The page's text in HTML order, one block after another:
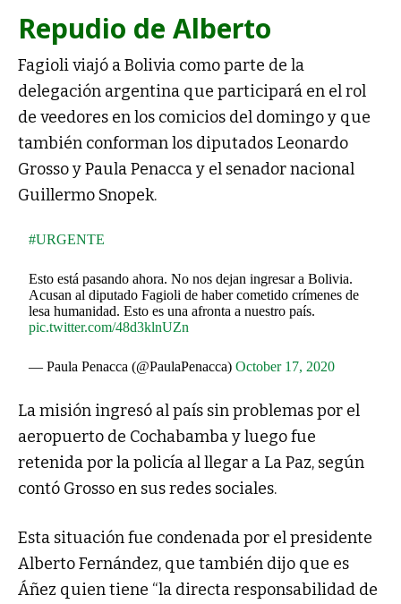
Repudio de Alberto
Fagioli viajó a Bolivia como parte de la
delegación argentina que participará en el rol
de veedores en los comicios del domingo y que
también conforman los diputados Leonardo
Grosso y Paula Penacca y el senador nacional
Guillermo Snopek.
#URGENTE
Esto está pasando ahora. No nos dejan ingresar a Bolivia.
Acusan al diputado Fagioli de haber cometido crímenes de
lesa humanidad. Esto es una afronta a nuestro país.
pic.twitter.com/48d3klnUZn
— Paula Penacca (@PaulaPenacca)October 17, 2020
La misión ingresó al país sin problemas por el
aeropuerto de Cochabamba y luego fue
retenida por la policía al llegar a La Paz, según
contó Grosso en sus redes sociales.
Esta situación fue condenada por el presidente
Alberto Fernández, que también dijo que es
Áñez quien tiene “la directa responsabilidad de